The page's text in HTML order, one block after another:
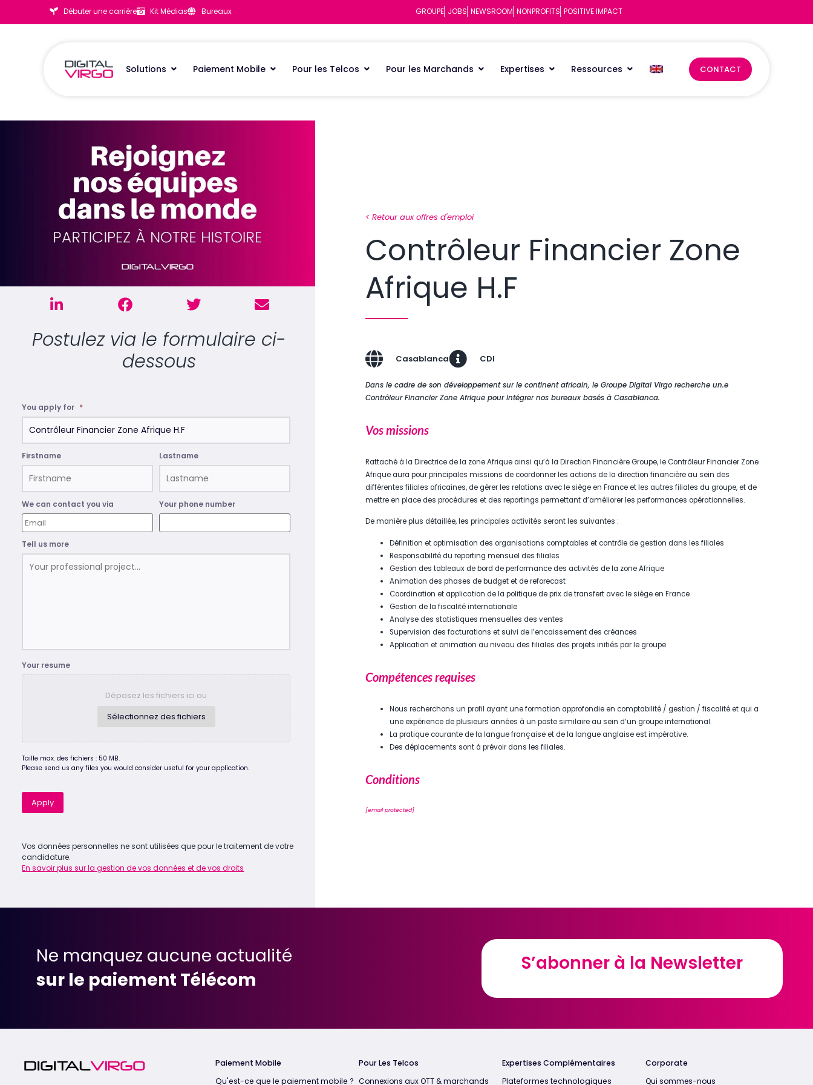
Débuter une carrière Kit Médias Bureaux GROUPE JOBS NEWSROOM NONPROFITS POSITIVE IMPACT
Solutions Paiement Mobile Pour les Telcos Pour les Marchands Expertises Ressources CONTACT
Postulez via le formulaire ci-
dessous
You apply for *
Firstname Lastname
We can contact you via Your phone number
Tell us more
Your resume
Déposez les fichiers ici ou
Sélectionnez des fichiers
Taille max. des fichiers : 50 MB.
Please send us any files you would consider useful for your application.
Apply
Vos données personnelles ne sont utilisées que pour le traitement de votre
candidature.
En savoir plus sur la gestion de vos données et de vos droits
< Retour aux offres d'emploi
Contrôleur Financier Zone
Afrique H.F
Casablanca CDI
Dans le cadre de son développement sur le continent africain, le Groupe Digital Virgo recherche un.e
Contrôleur Financier Zone Afrique pour intégrer nos bureaux basés à Casablanca.
Vos missions
Rattaché à la Directrice de la zone Afrique ainsi qu’à la Direction Financière Groupe, le Contrôleur Financier Zone
Afrique aura pour principales missions de coordonner les actions de la direction financière au sein des
différentes filiales africaines, de gérer les relations avec le siège en France et les autres filiales du groupe, et de
mettre en place des procédures et des reportings permettant d’améliorer les performances opérationnelles.
De manière plus détaillée, les principales activités seront les suivantes :
Définition et optimisation des organisations comptables et contrôle de gestion dans les filiales
Responsabilité du reporting mensuel des filiales
Gestion des tableaux de bord de performance des activités de la zone Afrique
Animation des phases de budget et de reforecast
Coordination et application de la politique de prix de transfert avec le siège en France
Gestion de la fiscalité internationale
Analyse des statistiques mensuelles des ventes
Supervision des facturations et suivi de l’encaissement des créances
Application et animation au niveau des filiales des projets initiés par le groupe
Compétences requises
Nous recherchons un profil ayant une formation approfondie en comptabilité / gestion / fiscalité et qui a
une expérience de plusieurs années à un poste similaire au sein d’un groupe international.
La pratique courante de la langue française et de la langue anglaise est impérative.
Des déplacements sont à prévoir dans les filiales.
Conditions
[email protected]
Ne manquez aucune actualité
sur le paiement Télécom
S’abonner à la Newsletter
S’abonner à la Newsletter
Paiement Mobile
Qu'est-ce que le paiement mobile ?
Pour Les Telcos
Connexions aux OTT & marchands
Expertises Complémentaires
Plateformes technologiques
Corporate
Qui sommes-nous